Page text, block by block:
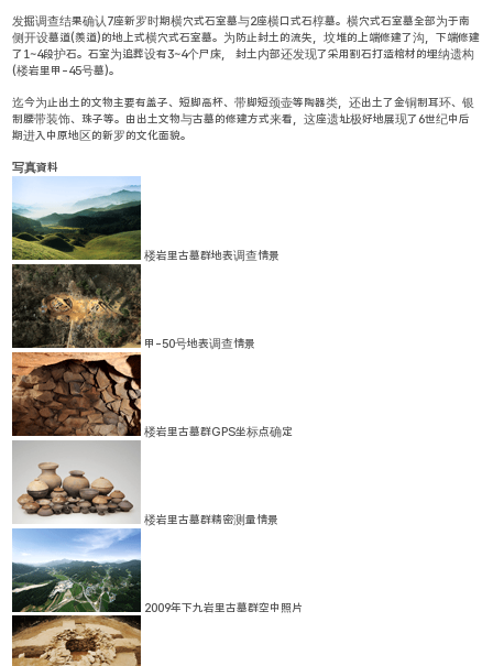
发掘调查结果确认7座新罗时期横穴式石室墓与2座横口式石椁墓。横穴式石室墓全部为于南
侧开设墓道(羨道)的地上式横穴式石室墓。为防止封土的流失，坟堆的上端修建了沟，下端修建
了1~4段护石。石室为追葬设有3~4个尸床， 封土内部还发现了采用割石打造棺材的埋纳遗构
(楼岩里甲-45号墓)。
迄今为止出土的文物主要有盖子、短脚高杯、带脚短颈壶等陶器类，还出土了金铜制耳环、银
制腰带装饰、珠子等。由出土文物与古墓的修建方式来看，这座遗址极好地展现了6世纪中后
期进入中原地区的新罗的文化面貌。
写真資料
楼岩里古墓群地表调查情景
甲-50号地表调查情景
楼岩里古墓群GPS坐标点确定
楼岩里古墓群精密测量情景
2009年下九岩里古墓群空中照片